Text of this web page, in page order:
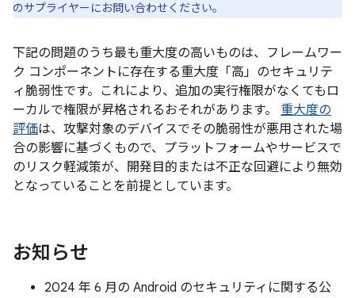
のサプライヤーにお問い合わせください。
下記の問題のうち最も重大度の高いものは、フレームワー
ク コンポーネントに存在する重大度「高」のセキュリテ
ィ脆弱性です。これにより、追加の実行権限がなくてもロ
ーカルで権限が昇格されるおそれがあります。 重大度の
評価は、攻撃対象のデバイスでその脆弱性が悪用された場
合の影響に基づくもので、プラットフォームやサービスで
のリスク軽減策が、開発目的または不正な回避により無効
となっていることを前提としています。
お知らせ
2024 年 6 月の Android のセキュリティに関する公